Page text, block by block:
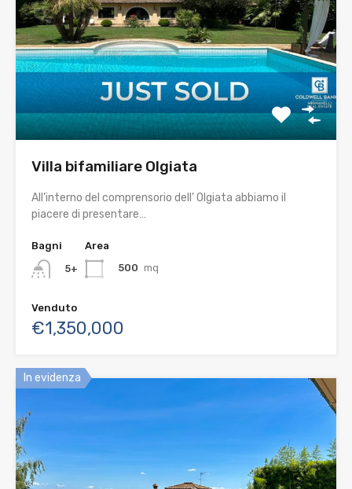
Villa bifamiliare Olgiata
All’interno del comprensorio dell’ Olgiata abbiamo il
piacere di presentare…
Bagni
5+
Area
500 mq
Venduto
€1,350,000
In evidenza